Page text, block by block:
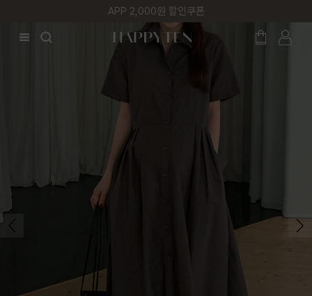
매주 리뷰어 최대 1만원 쿠폰